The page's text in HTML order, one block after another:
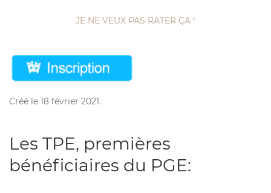
JE NE VEUX PAS RATER ÇA !
Créé le 18 février 2021.
Les TPE, premières
bénéficiaires du PGE: